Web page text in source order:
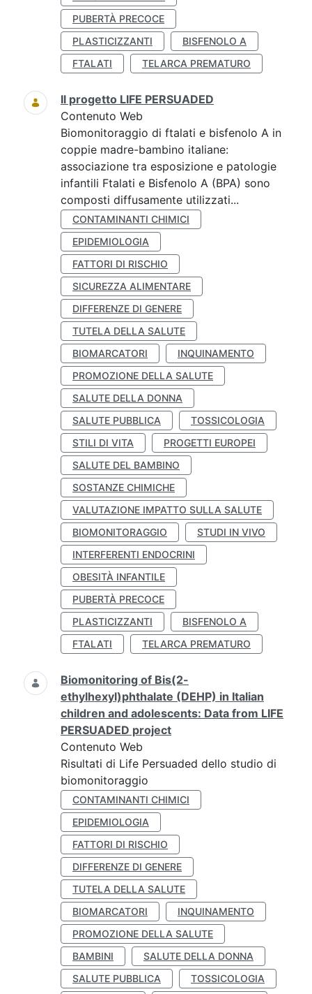
PUBERTÀ PRECOCE
PLASTICIZZANTI
BISFENOLO A
FTALATI
TELARCA PREMATURO
Il progetto LIFE PERSUADED
Contenuto Web
Biomonitoraggio di ftalati e bisfenolo A in
coppie madre-bambino italiane:
associazione tra esposizione e patologie
infantili Ftalati e Bisfenolo A (BPA) sono
composti diffusamente utilizzati...
CONTAMINANTI CHIMICI
EPIDEMIOLOGIA
FATTORI DI RISCHIO
SICUREZZA ALIMENTARE
DIFFERENZE DI GENERE
TUTELA DELLA SALUTE
BIOMARCATORI
INQUINAMENTO
PROMOZIONE DELLA SALUTE
SALUTE DELLA DONNA
SALUTE PUBBLICA
TOSSICOLOGIA
STILI DI VITA
PROGETTI EUROPEI
SALUTE DEL BAMBINO
SOSTANZE CHIMICHE
VALUTAZIONE IMPATTO SULLA SALUTE
BIOMONITORAGGIO
STUDI IN VIVO
INTERFERENTI ENDOCRINI
OBESITÀ INFANTILE
PUBERTÀ PRECOCE
PLASTICIZZANTI
BISFENOLO A
FTALATI
TELARCA PREMATURO
Biomonitoring of Bis(2-
ethylhexyl)phthalate (DEHP) in Italian
children and adolescents: Data from LIFE
PERSUADED project
Contenuto Web
Risultati di Life Persuaded dello studio di
biomonitoraggio
CONTAMINANTI CHIMICI
EPIDEMIOLOGIA
FATTORI DI RISCHIO
DIFFERENZE DI GENERE
TUTELA DELLA SALUTE
BIOMARCATORI
INQUINAMENTO
PROMOZIONE DELLA SALUTE
BAMBINI
SALUTE DELLA DONNA
SALUTE PUBBLICA
TOSSICOLOGIA